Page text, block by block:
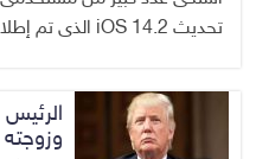
تحديث iOS 14.2 الذى تم إطلاقه منذ عدة أيام، بأن